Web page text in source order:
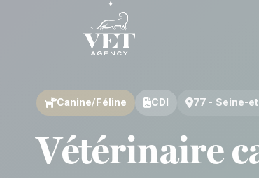
Canine/Féline CDI 77 - Seine-
Vétérinaire